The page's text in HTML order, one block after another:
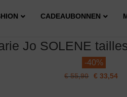
CADEAUBONNEN
Jo SOLENE
-40%
€55,90 € 33,54